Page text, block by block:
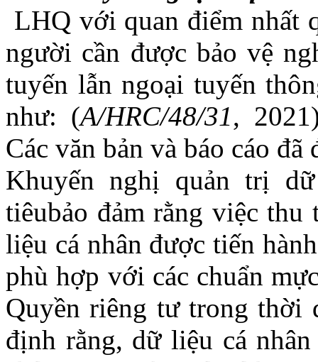
LHQ với quan điểm nhất
người cần được bảo vệ
tuyến lẫn ngoại tuyến
như: (A/HRC/48/31,
Các văn bản và báo cáo
Khuyến nghị quản trị
tiêubảo đảm rằng việc
liệu cá nhân được tiến
phù hợp với các chuẩn
Quyền riêng tư trong thời
định rằng, dữ liệu cá